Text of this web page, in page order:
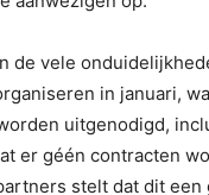
de vele
in januari,
uitgenodigd,
er géén contracten
stelt dat dit